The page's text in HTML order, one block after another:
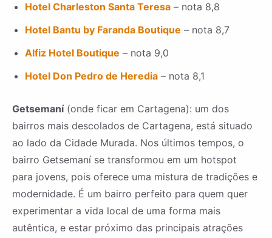
Hotel Charleston Santa Teresa – nota 8,8
Hotel Bantu by Faranda Boutique – nota 8,7
Alfiz Hotel Boutique – nota 9,0
Hotel Don Pedro de Heredia – nota 8,1
Getsemaní(onde ficar em Cartagena): um dos
bairros mais descolados de Cartagena, está situado
ao lado da Cidade Murada. Nos últimos tempos, o
bairro Getsemaní se transformou em um hotspot
para jovens, pois oferece uma mistura de tradições e
modernidade. É um bairro perfeito para quem quer
experimentar a vida local de uma forma mais
autêntica, e estar próximo das principais atrações